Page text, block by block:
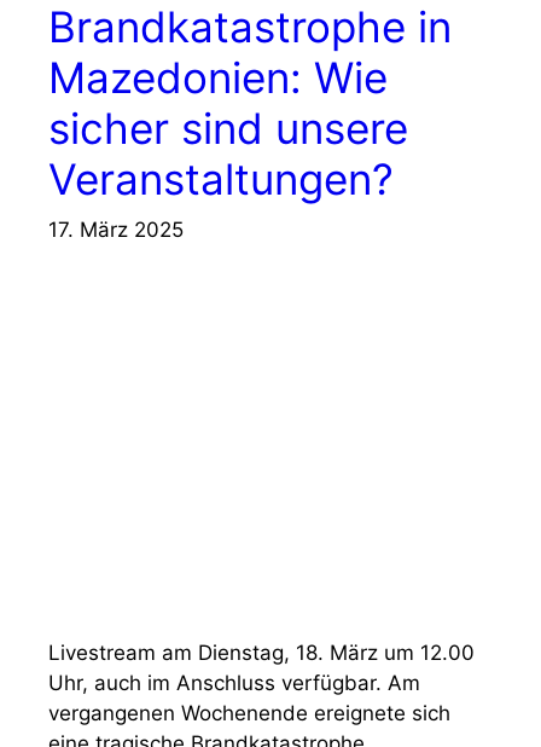
Brandkatastrophe in
Mazedonien: Wie
sicher sind unsere
Veranstaltungen?
17. März 2025
Livestream am Dienstag, 18. März um 12.00
Uhr, auch im Anschluss verfügbar. Am
vergangenen Wochenende ereignete sich